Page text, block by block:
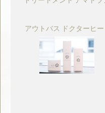
アウトバス ドクターヒ